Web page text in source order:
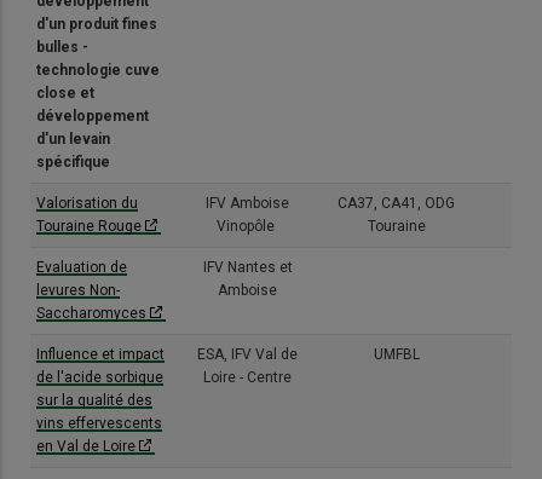
d'un produit fines
bulles -
technologie cuve
close et
développement
d'un levain
spécifique
Valorisation du
Touraine Rouge
IFV Amboise
Vinopôle
CA37, CA41, ODG
Touraine
Evaluation de
levures Non-
Saccharomyces
IFV Nantes et
Amboise
Influence et impact
de l'acide sorbique
sur la qualité des
vins effervescents
en Val de Loire
ESA, IFV Val de
Loire - Centre
UMFBL